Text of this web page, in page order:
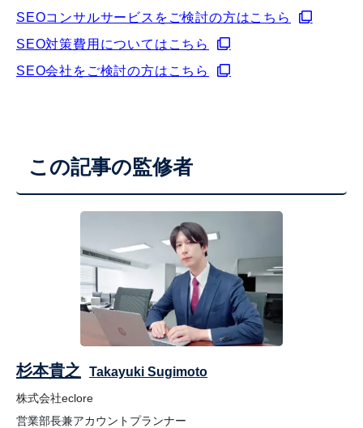
SEOコンサルサービスをご検討の方はこちら
SEO対策費用についてはこちら
SEO会社をご検討の方はこちら
この記事の監修者
杉本貴之 Takayuki Sugimoto
株式会社eclore
営業部長兼アカウントプランナー